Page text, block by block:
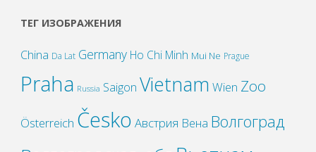
ТЕГ ИЗОБРАЖЕНИЯ
China Da Lat Germany Ho Chi Minh Mui Ne Prague
Praha Russia Saigon Vietnam Wien Zoo
Österreich Česko Австрия Вена Волгоград